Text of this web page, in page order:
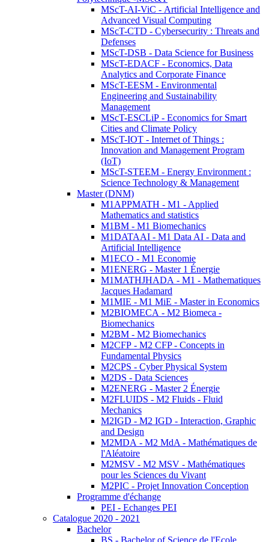
MScT-AI-ViC - Artificial Intelligence and
Advanced Visual Computing
MScT-CTD - Cybersecurity : Threats and
Defenses
MScT-DSB - Data Science for Business
MScT-EDACF - Economics, Data
Analytics and Corporate Finance
MScT-EESM - Environmental
Engineering and Sustainability
Management
MScT-ESCLiP - Economics for Smart
Cities and Climate Policy
MScT-IOT - Internet of Things :
Innovation and Management Program
(IoT)
MScT-STEEM - Energy Environment :
Science Technology & Management
Master (DNM)
M1APPMATH - M1 - Applied
Mathematics and statistics
M1BM - M1 Biomechanics
M1DATAAI - M1 Data AI - Data and
Artificial Intelligence
M1ECO - M1 Economie
M1ENERG - Master 1 Énergie
M1MATHJHADA - M1 - Mathematiques
Jacques Hadamard
M1MIE - M1 MiE - Master in Economics
M2BIOMECA - M2 Biomeca -
Biomechanics
M2BM - M2 Biomechanics
M2CFP - M2 CFP - Concepts in
Fundamental Physics
M2CPS - Cyber Physical System
M2DS - Data Sciences
M2ENERG - Master 2 Énergie
M2FLUIDS - M2 Fluids - Fluid
Mechanics
M2IGD - M2 IGD - Interaction, Graphic
and Design
M2MDA - M2 MdA - Mathématiques de
l'Aléatoire
M2MSV - M2 MSV - Mathématiques
pour les Sciences du Vivant
M2PIC - Projet Innovation Conception
Programme d'échange
PEI - Echanges PEI
Catalogue 2020 - 2021
Bachelor
BS - Bachelor of Science de l'Ecole